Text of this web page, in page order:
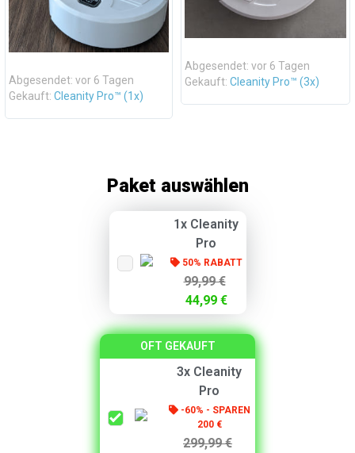
Abgesendet: vor 6 Tagen
Gekauft: Cleanity Pro™ (1x)
Abgesendet: vor 6 Tagen
Gekauft: Cleanity Pro™ (3x)
Paket auswählen
1x Cleanity
Pro
50% RABATT
99,99 €
44,99 €
OFT GEKAUFT
3x Cleanity
Pro
-60% - SPAREN
200 €
299,99 €